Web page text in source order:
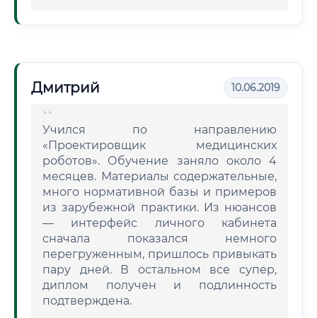
Дмитрий 10.06.2019
Учился по направлению
«Проектировщик медицинских
роботов». Обучение заняло около 4
месяцев. Материалы содержательные,
много нормативной базы и примеров
из зарубежной практики. Из нюансов
— интерфейс личного кабинета
сначала показался немного
перегруженным, пришлось привыкать
пару дней. В остальном все супер,
диплом получен и подлинность
подтверждена.